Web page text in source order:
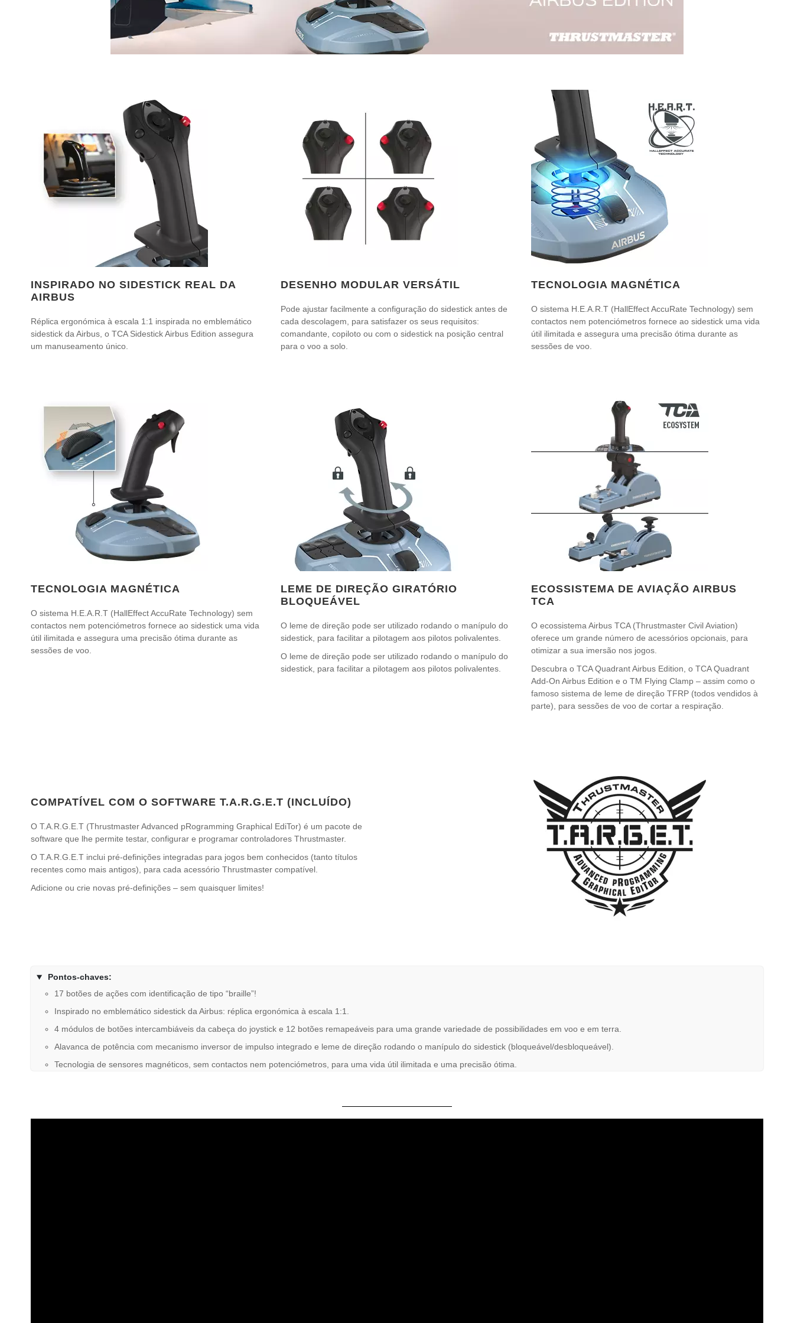
INSPIRADO NO SIDESTICK REAL DA
AIRBUS
Réplica ergonómica à escala 1:1 inspirada no emblemático
sidestick da Airbus, o TCA Sidestick Airbus Edition assegura
um manuseamento único.
DESENHO MODULAR VERSÁTIL
Pode ajustar facilmente a configuração do sidestick antes de
cada descolagem, para satisfazer os seus requisitos:
comandante, copiloto ou com o sidestick na posição central
para o voo a solo.
TECNOLOGIA MAGNÉTICA
O sistema H.E.A.R.T (HallEffect AccuRate Technology) sem
contactos nem potenciómetros fornece ao sidestick uma vida
útil ilimitada e assegura uma precisão ótima durante as
sessões de voo.
TECNOLOGIA MAGNÉTICA
O sistema H.E.A.R.T (HallEffect AccuRate Technology) sem
contactos nem potenciómetros fornece ao sidestick uma vida
útil ilimitada e assegura uma precisão ótima durante as
sessões de voo.
LEME DE DIREÇÃO GIRATÓRIO
BLOQUEÁVEL
O leme de direção pode ser utilizado rodando o manípulo do
sidestick, para facilitar a pilotagem aos pilotos polivalentes.
O leme de direção pode ser utilizado rodando o manípulo do
sidestick, para facilitar a pilotagem aos pilotos polivalentes.
ECOSSISTEMA DE AVIAÇÃO AIRBUS
TCA
O ecossistema Airbus TCA (Thrustmaster Civil Aviation)
oferece um grande número de acessórios opcionais, para
otimizar a sua imersão nos jogos.
Descubra o TCA Quadrant Airbus Edition, o TCA Quadrant
Add-On Airbus Edition e o TM Flying Clamp – assim como o
famoso sistema de leme de direção TFRP (todos vendidos à
parte), para sessões de voo de cortar a respiração.
COMPATÍVEL COM O SOFTWARE T.A.R.G.E.T (INCLUÍDO)
O T.A.R.G.E.T (Thrustmaster Advanced pRogramming Graphical EdiTor) é um pacote de
software que lhe permite testar, configurar e programar controladores Thrustmaster.
O T.A.R.G.E.T inclui pré-definições integradas para jogos bem conhecidos (tanto títulos
recentes como mais antigos), para cada acessório Thrustmaster compatível.
Adicione ou crie novas pré-definições – sem quaisquer limites!
Pontos-chaves:
17 botões de ações com identificação de tipo “braille”!
Inspirado no emblemático sidestick da Airbus: réplica ergonómica à escala 1:1.
4 módulos de botões intercambiáveis da cabeça do joystick e 12 botões remapeáveis para uma grande variedade de possibilidades em voo e em terra.
Alavanca de potência com mecanismo inversor de impulso integrado e leme de direção rodando o manípulo do sidestick (bloqueável/desbloqueável).
Tecnologia de sensores magnéticos, sem contactos nem potenciómetros, para uma vida útil ilimitada e uma precisão ótima.